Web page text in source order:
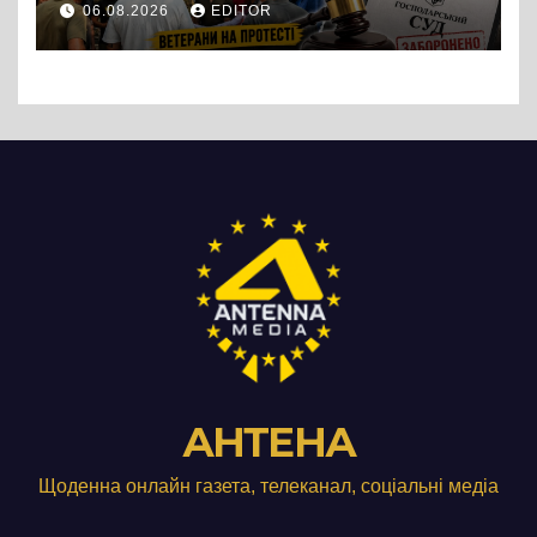
підприємства ТОВ «Омега
Три», що займається
06.08.2026 EDITOR
АНТЕНА
Щоденна онлайн газета, телеканал, соціальні медіа